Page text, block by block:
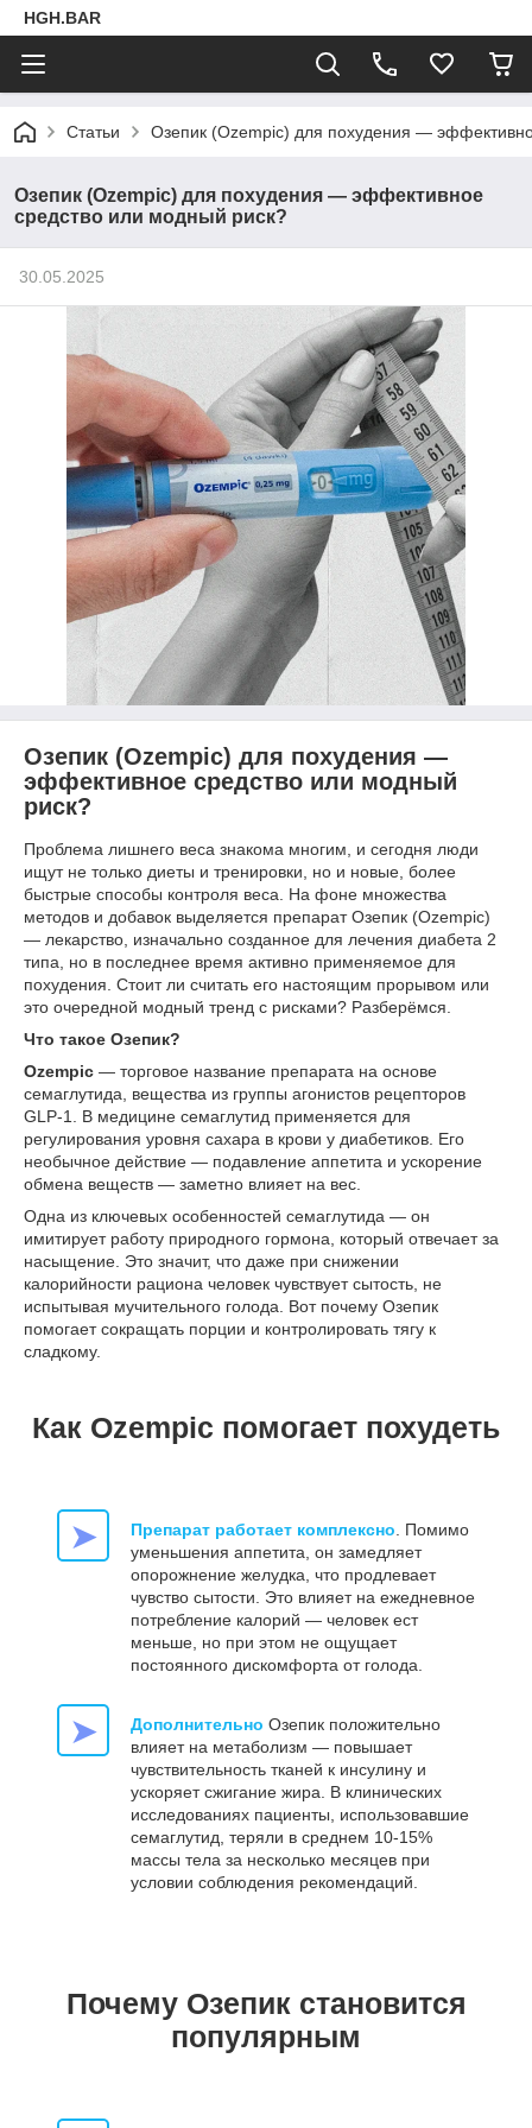
HGH.BAR
Статьи Озепик (Ozempic) для похудения —
Озепик (Ozempic) для похудения — эффективное
средство или модный риск?
30.05.2025
Озепик (Ozempic) для похудения —
эффективное средство или модный
риск?
Проблема лишнего веса знакома многим, и сегодня люди
ищут не только диеты и тренировки, но и новые, более
быстрые способы контроля веса. На фоне множества
методов и добавок выделяется препарат Озепик (Ozempic)
— лекарство, изначально созданное для лечения диабета 2
типа, но в последнее время активно применяемое для
похудения. Стоит ли считать его настоящим прорывом или
это очередной модный тренд с рисками? Разберёмся.
Что такое Озепик?
Ozempic — торговое название препарата на основе
семаглутида, вещества из группы агонистов рецепторов
GLP-1. В медицине семаглутид применяется для
регулирования уровня сахара в крови у диабетиков. Его
необычное действие — подавление аппетита и ускорение
обмена веществ — заметно влияет на вес.
Одна из ключевых особенностей семаглутида — он
имитирует работу природного гормона, который отвечает за
насыщение. Это значит, что даже при снижении
калорийности рациона человек чувствует сытость, не
испытывая мучительного голода. Вот почему Озепик
помогает сокращать порции и контролировать тягу к
сладкому.
Как Ozempic помогает похудеть
➤ Препарат работает комплексно . Помимо
уменьшения аппетита, он замедляет
опорожнение желудка, что продлевает
чувство сытости. Это влияет на ежедневное
потребление калорий — человек ест
меньше, но при этом не ощущает
постоянного дискомфорта от голода.
➤ Дополнительно Озепик положительно
влияет на метаболизм — повышает
чувствительность тканей к инсулину и
ускоряет сжигание жира. В клинических
исследованиях пациенты, использовавшие
семаглутид, теряли в среднем 10-15%
массы тела за несколько месяцев при
условии соблюдения рекомендаций.
Почему Озепик становится
популярным